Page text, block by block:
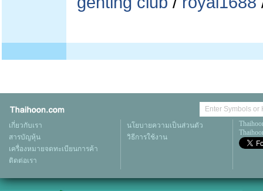
เกี่ยวกับเรา
สารบัญหุ้น
เครื่องหมายจดทะเบียนการค้า
ติดต่อเรา
นโยบายความเป็นส่วนตัว
วิธีการใช้งาน